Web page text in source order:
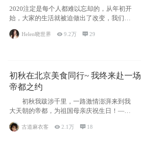
略）
2020注定是每个人都难以忘却的，从年初开
始，大家的生活就被迫做出了改变，我们也
不例外。本来双双辞职是为
Helen晓世界 9.2万 29
初秋在北京美食同行~ 我终来赴一场
帝都之约
初秋我跋涉千里，一路激情澎湃来到我
大天朝的帝都，为祖国母亲庆祝生日！——
古道麻衣客 2.1万  18